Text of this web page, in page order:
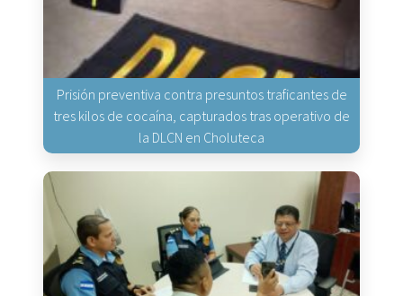
Prisión preventiva contra presuntos traficantes de
tres kilos de cocaína, capturados tras operativo de
la DLCN en Choluteca